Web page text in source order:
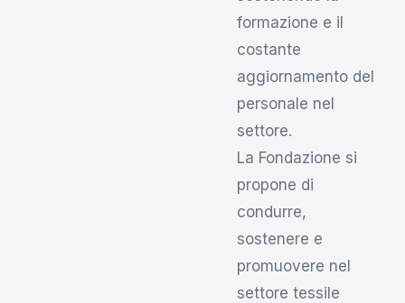
formazione e il
costante
aggiornamento del
personale nel
settore.
La Fondazione si
propone di
condurre,
sostenere e
promuovere nel
settore tessile